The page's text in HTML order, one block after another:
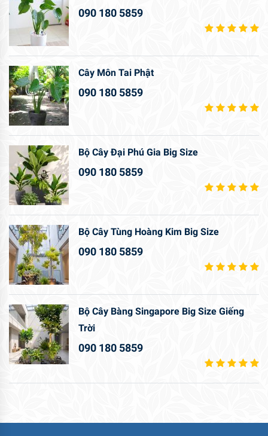
090 180 5859
Cây Môn Tai Phật
090 180 5859
Bộ Cây Đại Phú Gia Big Size
090 180 5859
Bộ Cây Tùng Hoàng Kim Big Size
090 180 5859
Bộ Cây Bàng Singapore Big Size Giếng
Trời
090 180 5859